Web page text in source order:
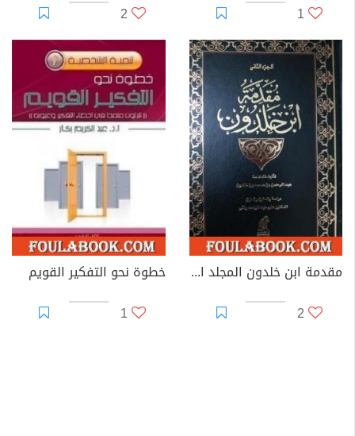
1
2
مقدمة ابن خلدون المجلد الثاني
2
خطوة نحو التفكير القويم
1